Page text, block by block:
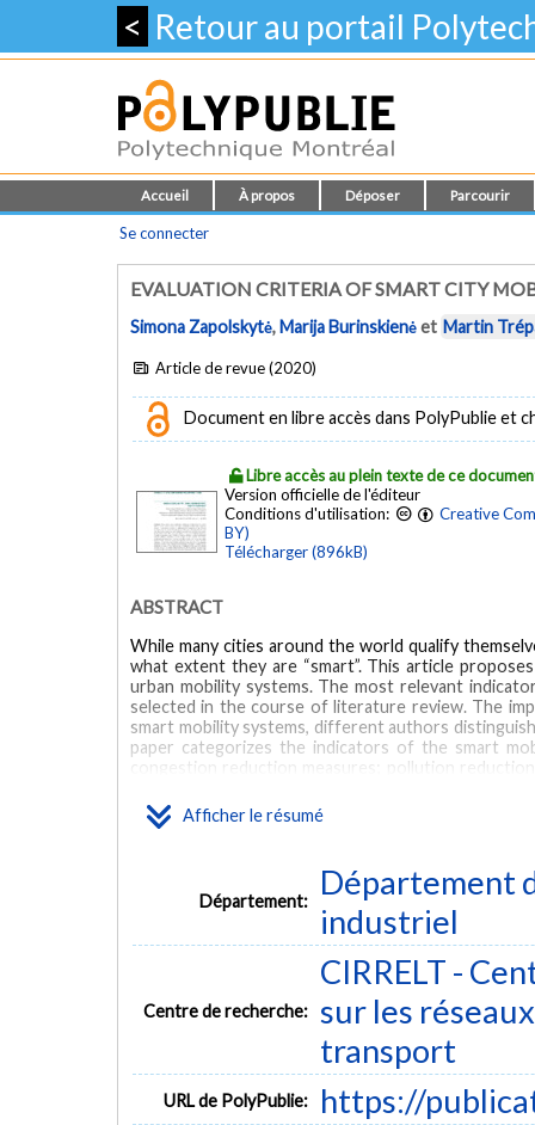
< Retour au portail
Accueil À propos Déposer Parcourir
Se connecter
EVALUATION CRITERIA OF SMART CITY
Simona Zapolskytė,Marija Burinskienėet Martin
Article de revue (2020)
Document en libre accès dans PolyPublie et
Libre accès au plein texte de ce
Version officielle de l'éditeur
Conditions d'utilisation:
Creative
BY)
Télécharger (896kB)
Afficher le résumé
ABSTRACT
While many cities around the world qualify
what extent they are “smart”. This article
urban mobility systems. The most relevant
selected in the course of literature review. The
smart mobility systems, different authors
paper categorizes the indicators of the smart
congestion reduction measures; pollution
listed groups. A Multiple Criteria Decision-Making
been used to evaluate the significance of the
model has been developed to compare smart
MOTS CLÉSDépartement:
Département
industriel
Centre de recherche:
CIRRELT -
sur les
transport
URL de PolyPublie: https://